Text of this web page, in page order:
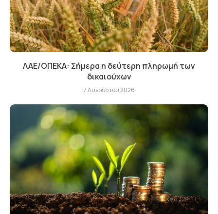
ΛΑΕ/ΟΠΕΚΑ: Σήμερα η δεύτερη πληρωμή των
δικαιούχων
7 Αυγούστου 2026